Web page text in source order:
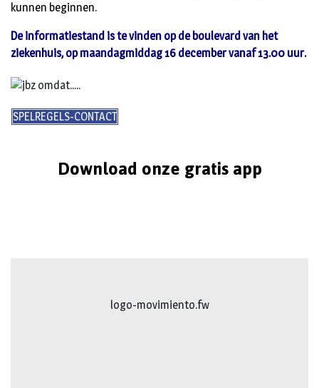
kunnen beginnen.
De informatiestand is te vinden op de boulevard van het
ziekenhuis, op maandagmiddag 16 december vanaf 13.00 uur.
SPELREGELS-CONTACT
Download onze gratis app
logo-movimiento.fw